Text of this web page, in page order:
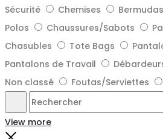
Sécurité
Chemises Bermudas
Polos
Chaussures/Sabots
Chasubles
Tote Bags
Pantalons de Travail
Non classé
Foutas/Serviettes
Rechercher
View more